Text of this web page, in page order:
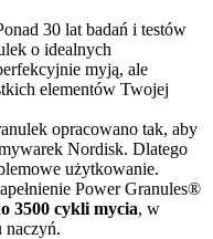
30 lat badań i testów
o idealnych
myją, ale
elementów Twojej
opracowano tak, aby
Nordisk. Dlatego
użytkowanie.
Power Granules®
3500 cykli mycia, w
naczyń.